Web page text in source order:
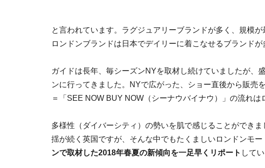
と言われています。ラグジュアリーブランドが多く、規模
ロンドンブランドは日本でデイリーに着こなせるブランドが
ガイドは長年、毎シーズンNYを取材し続けていましたが、
ンに行ってきました。NYで広がった、ショー直後から販売
＝「SEE NOW BUY NOW（シーナウバイナウ）」の流れは
多様性（ダイバーシティ）の勢いを肌で感じることができ
揺が続く英国ですが、そんな中でもたくましいロンドンモ
ンで取材した2018年春夏の新傾向を一足早くリポート して